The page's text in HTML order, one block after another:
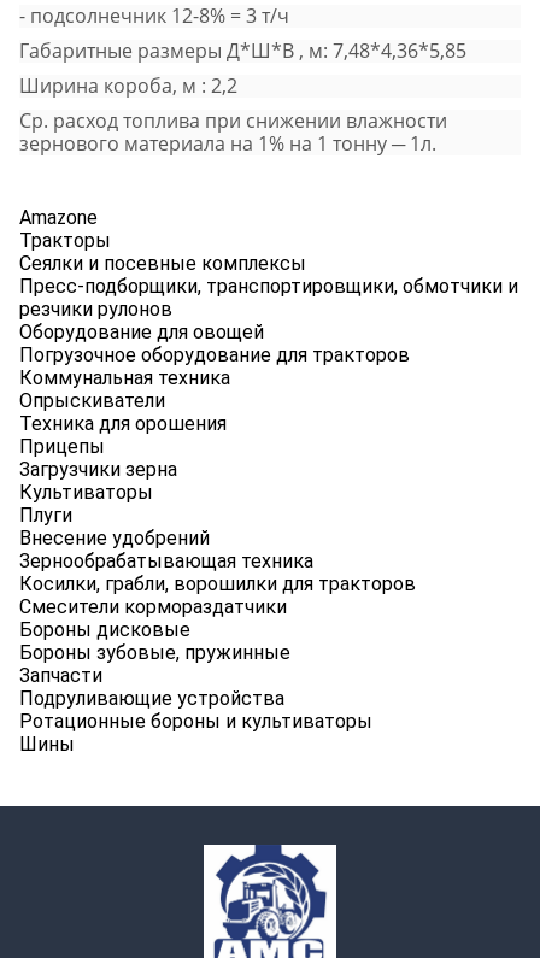
Amazone
Тракторы
Сеялки и посевные комплексы
Пресс-подборщики, транспортировщики, обмотчики и
резчики рулонов
Оборудование для овощей
Погрузочное оборудование для тракторов
Коммунальная техника
Опрыскиватели
Техника для орошения
Прицепы
Загрузчики зерна
Культиваторы
Плуги
Внесение удобрений
Зернообрабатывающая техника
Косилки, грабли, ворошилки для тракторов
Смесители кормораздатчики
Бороны дисковые
Бороны зубовые, пружинные
Запчасти
Подруливающие устройства
Ротационные бороны и культиваторы
Шины
- подсолнечник 12-8% = 3 т/ч
Габаритные размеры Д*Ш*В , м: 7,48*4,36*5,85
Ширина короба, м : 2,2
Ср. расход топлива при снижении влажности
зернового материала на 1% на 1 тонну ─ 1л.